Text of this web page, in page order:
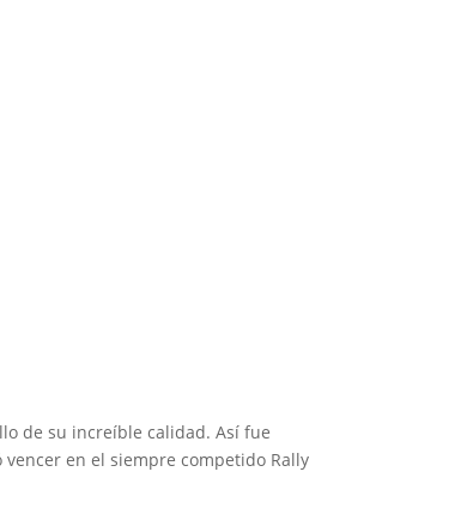
de su increíble calidad. Así fue
vencer en el siempre competido Rally